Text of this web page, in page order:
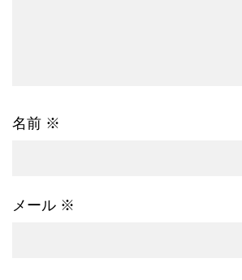
名前 ※
メール ※